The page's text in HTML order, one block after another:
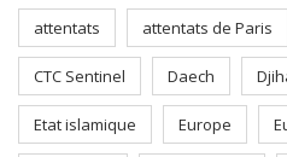
attentats attentats de Paris
CTC Sentinel Daech
Etat islamique Europe